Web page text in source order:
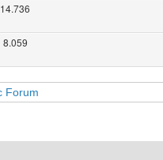
14.736
8.059